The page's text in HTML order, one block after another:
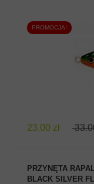
PROMOCJA!
23.00 zł
PRZYNĘTA
BLACK SILVER